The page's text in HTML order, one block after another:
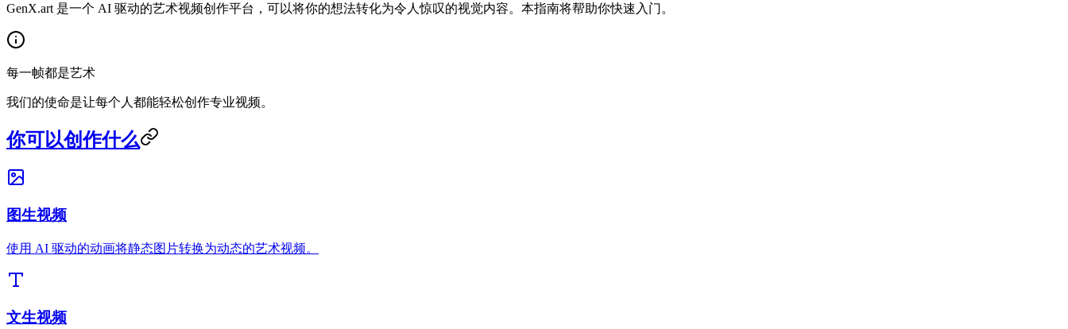
GenX.art 是一个 AI 驱动的艺术视频创作平台，可以将你的想法转化为令人惊叹的视觉内容。本指南将帮助你快速入门。
每一帧都是艺术
我们的使命是让每个人都能轻松创作专业视频。
你可以创作什么
图生视频
使用 AI 驱动的动画将静态图片转换为动态的艺术视频。
文生视频